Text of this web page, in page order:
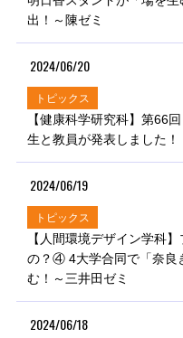
出！～陳ゼミ
2024/06/20
トピックス
【健康科学研究科】第66
生と教員が発表しました！
2024/06/19
トピックス
【人間環境デザイン学科
の？④ 4大学合同で「奈良
む！～三井田ゼミ
2024/06/18